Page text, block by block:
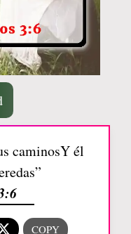
caminosY él